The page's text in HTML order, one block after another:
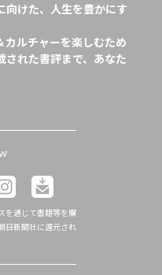
向けた、人生を豊かにす
カルチャーを楽しむため
された書評まで、あなた
を通じて書籍等を購
日新聞社に還元され